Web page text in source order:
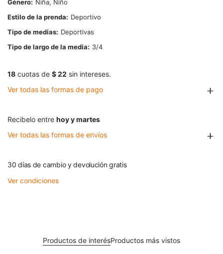
Género
Niña, Niño
Estilo de la prenda
Deportivo
Tipo de medias
Deportivas
Tipo de largo de la media
3/4
18 cuotas de $ 22 sin intereses.
Ver todas las formas de pago
Recibelo entre hoy y martes
Ver todas las formas de envíos
30 días de cambio y devolución gratis
Ver condiciones
Productos de interésProductos más vistos